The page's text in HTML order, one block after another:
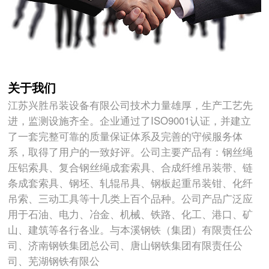
关于我们
江苏兴胜吊装设备有限公司技术力量雄厚，生产工艺先
进，监测设施齐全。企业通过了ISO9001认证，并建立
了一套完整可靠的质量保证体系及完善的守候服务体
系，取得了用户的一致好评。公司主要产品有：钢丝绳
压铝索具、复合钢丝绳成套索具、合成纤维吊装带、链
条成套索具、钢坯、轧辊吊具、钢板起重吊装钳、化纤
吊索、三动工具等十几类上百个品种。公司产品广泛应
用于石油、电力、冶金、机械、铁路、化工、港口、矿
山、建筑等各行各业。与本溪钢铁（集团）有限责任公
司、济南钢铁集团总公司、唐山钢铁集团有限责任公
司、芜湖钢铁有限公